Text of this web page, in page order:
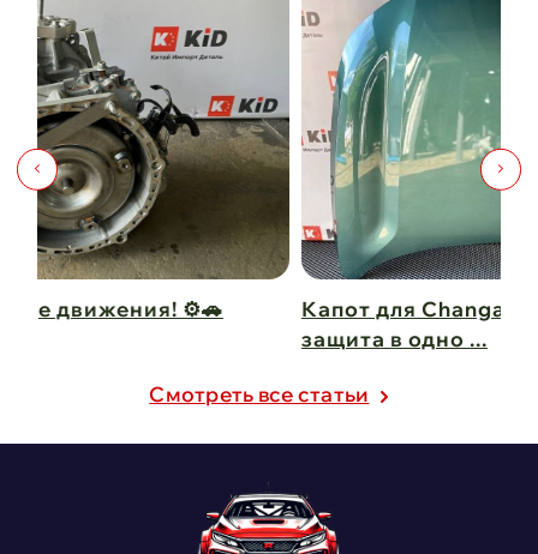
Капот для Changan UNI-V – когда стиль и
Cмотреть все статьи